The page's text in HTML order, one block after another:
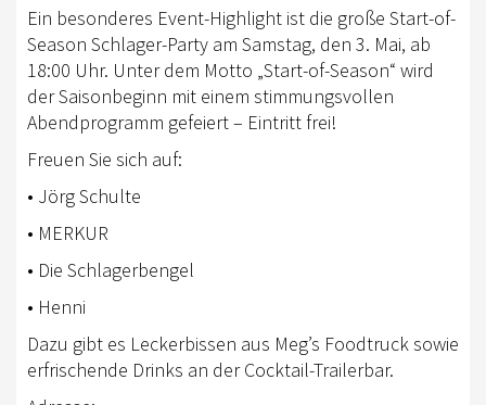
TRAINERVERZEICHNIS
LEHRVIDEOS
EWU BERLIN-BRANDENBURG
JUGEND
KIDS CLUB
AUSSCHREIBUNGEN
KONTAKT
Ein besonderes Event-Highlight ist die große Start-of-
Season Schlager-Party am Samstag, den 3. Mai, ab
18:00 Uhr. Unter dem Motto „Start-of-Season“ wird
der Saisonbeginn mit einem stimmungsvollen
Abendprogramm gefeiert – Eintritt frei!
Freuen Sie sich auf:
• Jörg Schulte
• MERKUR
• Die Schlagerbengel
• Henni
Dazu gibt es Leckerbissen aus Meg’s Foodtruck sowie
erfrischende Drinks an der Cocktail-Trailerbar.